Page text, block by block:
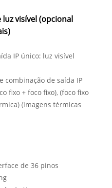
visível (opcional
IP único: luz visível
combinação de saída IP
fixo + foco fixo), (foco fixo
(imagens térmicas
de 36 pinos